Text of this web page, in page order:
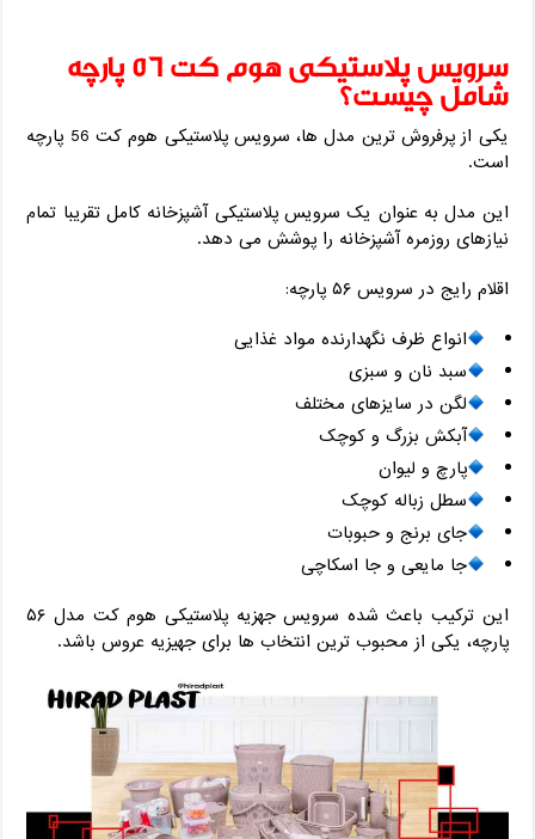
سرویس پلاستیکی هوم کت 56 پارچه
شامل چیست؟
یکی از پرفروش ‌ترین مدل ‌ها، سرویس پلاستیکی هوم کت 56 پارچه
است.
این مدل به ‌عنوان یک سرویس پلاستیکی آشپزخانه کامل تقریبا تمام
نیازهای روزمره آشپزخانه را پوشش می‌ دهد.
اقلام رایج در سرویس ۵۶ پارچه:
انواع ظرف نگهدارنده مواد غذایی
سبد نان و سبزی
لگن در سایزهای مختلف
آبکش بزرگ و کوچک
پارچ و لیوان
سطل زباله کوچک
جای برنج و حبوبات
جا مایعی و جا اسکاچی
این ترکیب باعث شده سرویس جهزیه پلاستیکی هوم کت مدل ۵۶
پارچه، یکی از محبوب ‌ترین انتخاب ‌ها برای جهیزیه عروس باشد.